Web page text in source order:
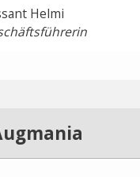
Helmi